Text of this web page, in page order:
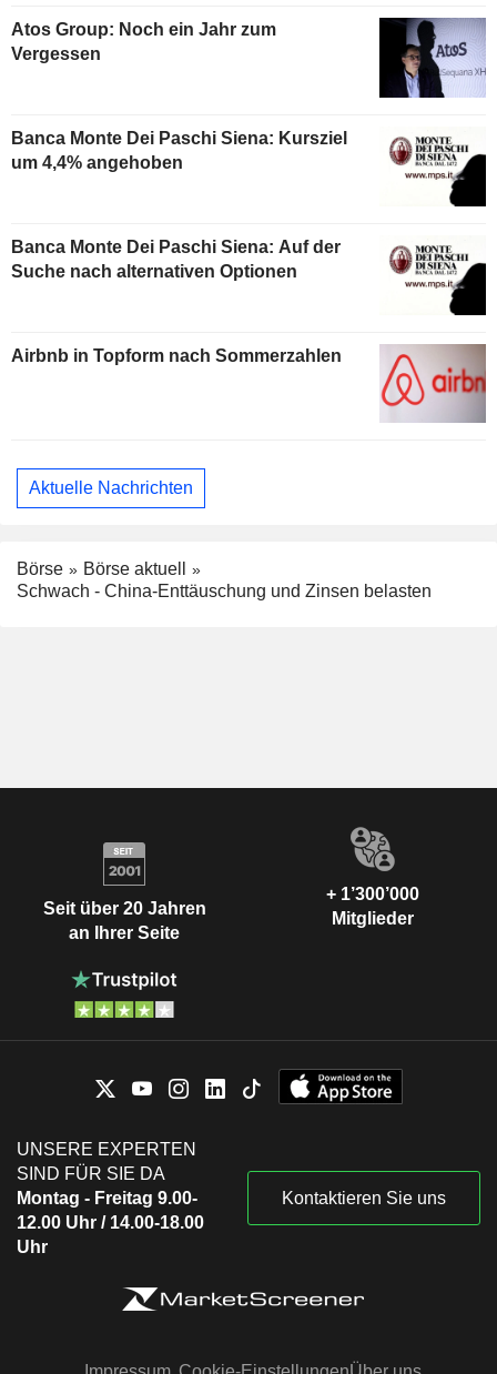
Atos Group: Noch ein Jahr zum
Vergessen
Banca Monte Dei Paschi Siena: Kursziel
um 4,4% angehoben
Banca Monte Dei Paschi Siena: Auf der
Suche nach alternativen Optionen
Airbnb in Topform nach Sommerzahlen
Aktuelle Nachrichten
Börse
Börse aktuell
Schwach - China-Enttäuschung und Zinsen belasten
Seit über 20 Jahren
an Ihrer Seite
+ 1’300’000
Mitglieder
UNSERE EXPERTEN
SIND FÜR SIE DA
Montag - Freitag 9.00-
12.00 Uhr / 14.00-18.00
Uhr
Kontaktieren Sie uns